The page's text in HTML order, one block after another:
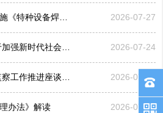
市场监管总局办公厅关于实施《特种设备焊接操作人员考核... 2026-07-27
中共中央 国务院印发《关于加强新时代社会工作的意见》 2026-07-24
2026年全国特种设备安全监察工作推进座谈会在黑龙江哈... 2026-07-21
办法》解读 2026-07-17